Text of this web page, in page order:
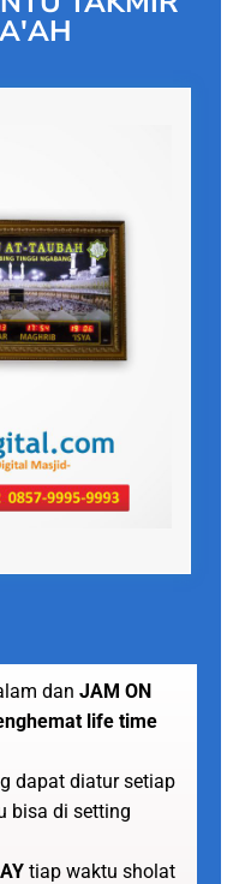
dan JAM ON
life time
dapat diatur setiap
bisa di setting
tiap waktu sholat